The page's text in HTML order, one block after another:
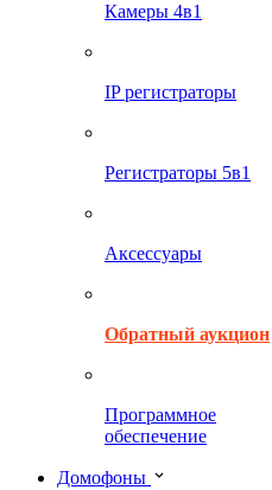
Камеры 4в1
IP регистраторы
Регистраторы 5в1
Аксессуары
Обратный аукцион
Программное
обеспечение
Домофоны